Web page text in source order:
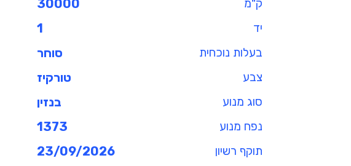
ק"מ 30000
יד 1
בעלות נוכחית סוחר
צבע טורקיז
סוג מנוע בנזין
נפח מנוע 1373
תוקף רשיון 23/09/2026